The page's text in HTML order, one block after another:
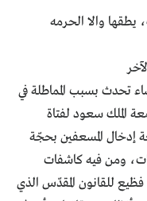
والا الحرمه
تحدث بسبب المماطلة في
الملك سعود لفتاة
إدخال المسعفين بحجّة
ومن فيه كاشفات
للقانون المقدّس الذي